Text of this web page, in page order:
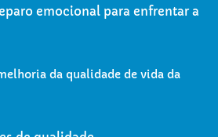
emocional para enfrentar a
da qualidade de vida da